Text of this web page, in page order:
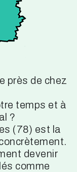
près de chez
temps et à
?
(78) est la
devenir
comme